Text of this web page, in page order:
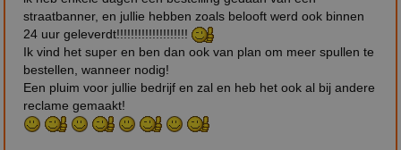
straatbanner, en jullie hebben zoals belooft werd ook binnen
24 uur geleverdt!!!!!!!!!!!!!!!!!!!!
Ik vind het super en ben dan ook van plan om meer spullen te
bestellen, wanneer nodig!
Een pluim voor jullie bedrijf en zal en heb het ook al bij andere
reclame gemaakt!